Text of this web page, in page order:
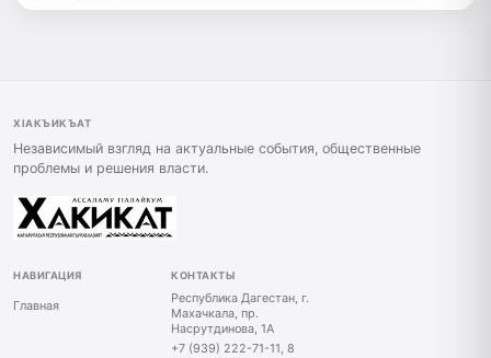
ХIАКЪИКЪАТ
Независимый взгляд на актуальные события, общественные
проблемы и решения власти.
НАВИГАЦИЯ
Главная
КОНТАКТЫ
Республика Дагестан, г.
Махачкала, пр.
Насрутдинова, 1А
+7 (939) 222-71-11, 8